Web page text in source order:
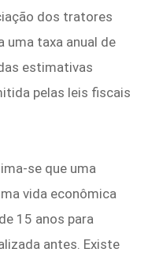
dos tratores
uma taxa anual de
estimativas
pelas leis fiscais
se que uma
vida econômica
15 anos para
antes. Existe